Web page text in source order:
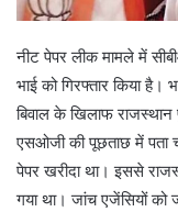
नीट पेपर लीक मामले में
भाई को गिरफ्तार किया है।
बिवाल के खिलाफ
एसओजी की पूछताछ में पता
पेपर खरीदा था। इससे
गया था। जांच एजेंसियों को